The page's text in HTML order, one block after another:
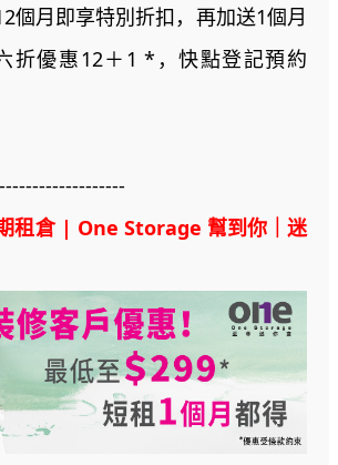
個月即享特別折扣，再加送1個月
折優惠12＋1 *，快點登記預約
租倉 | One Storage 幫到你｜迷